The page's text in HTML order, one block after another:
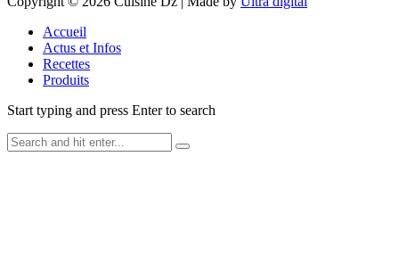
Accueil
Actus et Infos
Recettes
Produits
Start typing and press Enter to search